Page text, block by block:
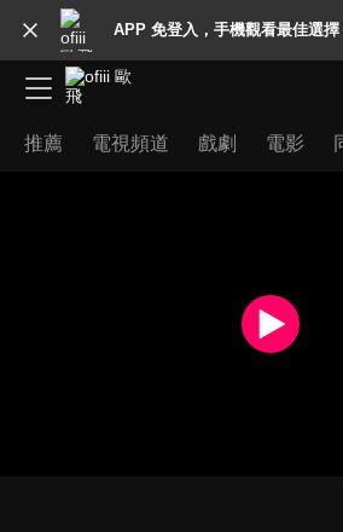
APP 免登入，手機觀看最佳選擇
推薦 電視頻道 戲劇 電影